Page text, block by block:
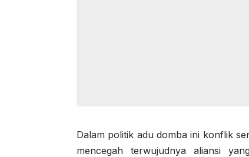
Dalam politik adu domba ini konflik
mencegah terwujudnya aliansi